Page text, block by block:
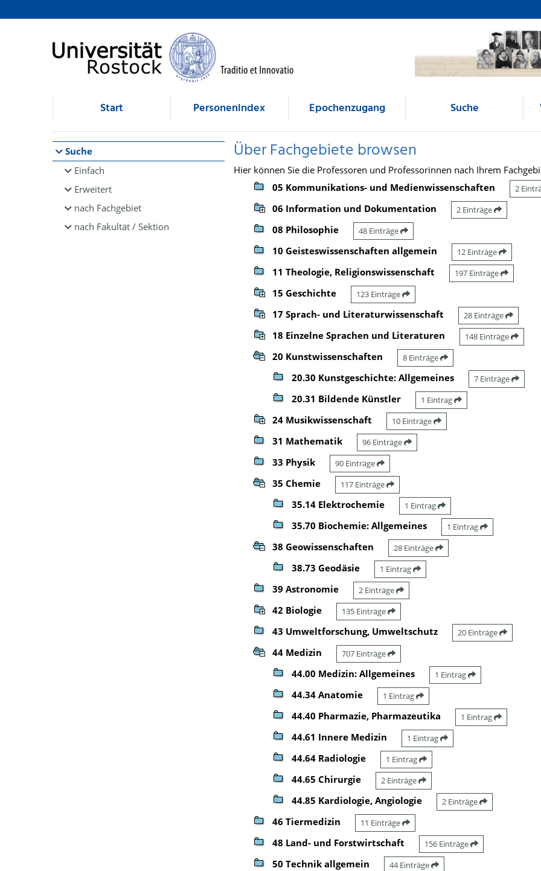
Browsen
direkt zum Inhalt
Start Personenindex Epochenzugang Suche
Suche
Einfach
Erweitert
nach Fachgebiet
nach Fakultät / Sektion
Über Fachgebiete browsen
Hier können Sie die Professoren und Professorinnen nach Ihrem
05 Kommunikations- und Medienwissenschaften
2
06 Information und Dokumentation 2 Einträge
08 Philosophie 48 Einträge
10 Geisteswissenschaften allgemein 12 Einträge
11 Theologie, Religionswissenschaft 197 Einträge
15 Geschichte 123 Einträge
17 Sprach- und Literaturwissenschaft 28 Einträge
18 Einzelne Sprachen und Literaturen 148 Einträge
20 Kunstwissenschaften 8 Einträge
20.30 Kunstgeschichte: Allgemeines 7 Einträge
20.31 Bildende Künstler 1 Eintrag
24 Musikwissenschaft 10 Einträge
31 Mathematik 96 Einträge
33 Physik 90 Einträge
35 Chemie 117 Einträge
35.14 Elektrochemie 1 Eintrag
35.70 Biochemie: Allgemeines 1 Eintrag
38 Geowissenschaften 28 Einträge
38.73 Geodäsie 1 Eintrag
39 Astronomie 2 Einträge
42 Biologie 135 Einträge
43 Umweltforschung, Umweltschutz 20 Einträge
44 Medizin 707 Einträge
44.00 Medizin: Allgemeines 1 Eintrag
44.34 Anatomie 1 Eintrag
44.40 Pharmazie, Pharmazeutika 1 Eintrag
44.61 Innere Medizin 1 Eintrag
44.64 Radiologie 1 Eintrag
44.65 Chirurgie 2 Einträge
44.85 Kardiologie, Angiologie 2 Einträge
46 Tiermedizin 11 Einträge
48 Land- und Forstwirtschaft 156 Einträge
50 Technik allgemein 44 Einträge